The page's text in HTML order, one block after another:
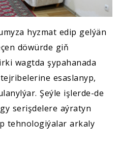
hyzmat edip gelýän
döwürde giň
wagtda şypahanada
esaslanyp,
Şeýle işlerde-de
serişdelere aýratyn
tehnologiýalar arkaly